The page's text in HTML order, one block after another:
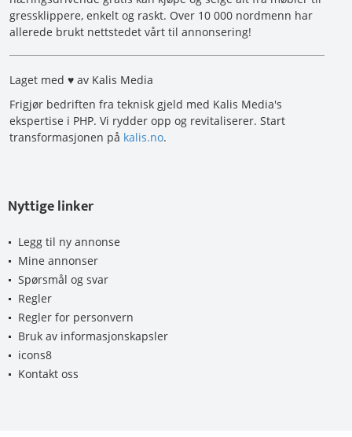
gressklippere, enkelt og raskt. Over 10 000 nordmenn har
allerede brukt nettstedet vårt til annonsering!
Laget med ♥ av Kalis Media
Frigjør bedriften fra teknisk gjeld med Kalis Media's
ekspertise i PHP. Vi rydder opp og revitaliserer. Start
transformasjonen på kalis.no.
Nyttige linker
Legg til ny annonse
Mine annonser
Spørsmål og svar
Regler
Regler for personvern
Bruk av informasjonskapsler
icons8
Kontakt oss